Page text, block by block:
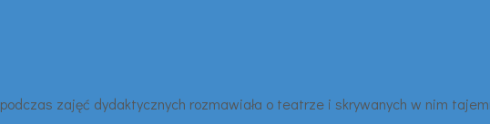
podczas zajęć dydaktycznych rozmawiała o teatrze i skrywanych w nim